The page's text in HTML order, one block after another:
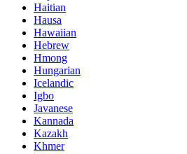
Haitian
Hausa
Hawaiian
Hebrew
Hmong
Hungarian
Icelandic
Igbo
Javanese
Kannada
Kazakh
Khmer